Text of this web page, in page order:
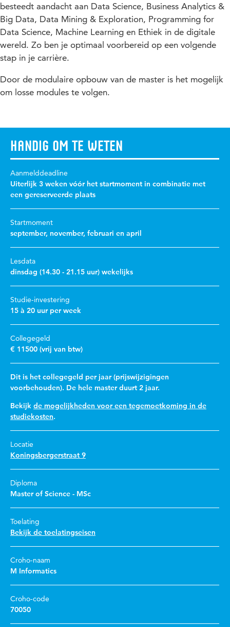
besteedt aandacht aan Data Science, Business Analytics &
Big Data, Data Mining & Exploration, Programming for
Data Science, Machine Learning en Ethiek in de digitale
wereld. Zo ben je optimaal voorbereid op een volgende
stap in je carrière.
Door de modulaire opbouw van de master is het mogelijk
om losse modules te volgen.
Handig om te weten
Aanmelddeadline
Uiterlijk 3 weken vóór het startmoment in combinatie met
een gereserveerde plaats
Startmoment
september, november, februari en april
Lesdata
dinsdag (14.30 - 21.15 uur) wekelijks
Studie-investering
15 à 20 uur per week
Collegegeld
€ 11500 (vrij van btw)
Dit is het collegegeld per jaar (prijswijzigingen
voorbehouden). De hele master duurt 2 jaar.
Bekijk de mogelijkheden voor een tegemoetkoming in de
studiekosten.
Locatie
Koningsbergerstraat 9
Diploma
Master of Science - MSc
Toelating
Bekijk de toelatingseisen
Croho-naam
M Informatics
Croho-code
70050